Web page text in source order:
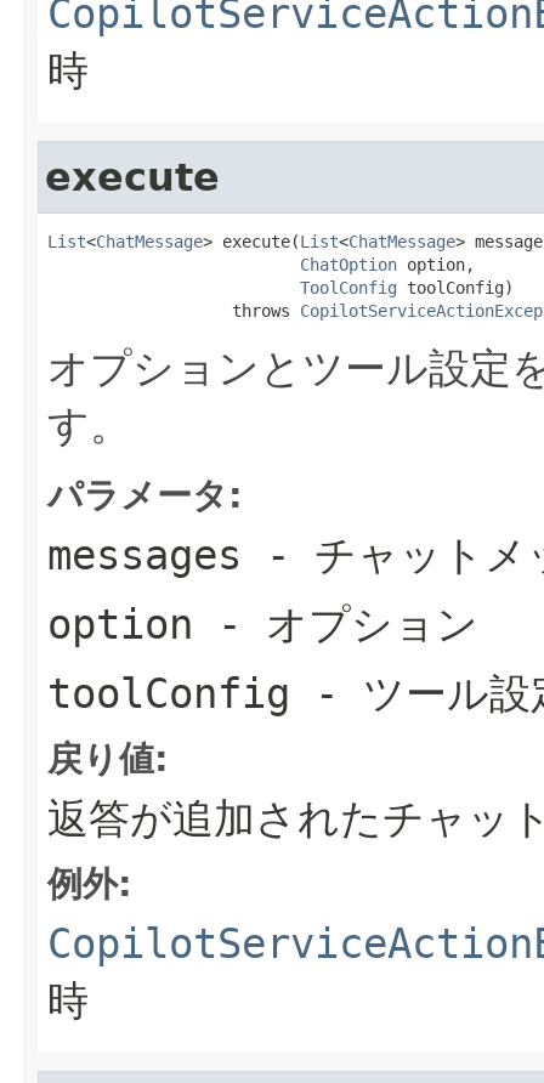
時
execute
List<ChatMessage> execute(List<ChatMessage>
ChatOption option,
ToolConfig toolConfig)
                   throws
オプションとツール設定
す。
パラメータ:
messages - チャットメ
option - オプション
toolConfig - ツール設
戻り値:
返答が追加されたチャッ
例外:
時